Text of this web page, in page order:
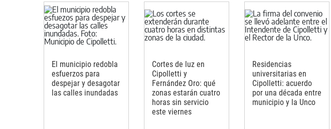
El municipio redobla
esfuerzos para
despejar y desagotar
las calles inundadas
Cortes de luz en
Cipolletti y
Fernández Oro: qué
zonas estarán cuatro
horas sin servicio
este viernes
Residencias
universitarias en
Cipolletti: acuerdo
por una década entre
municipio y la Unco